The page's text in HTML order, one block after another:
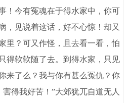
！今有冤魂在于得水家中，你可
，见说着这话，好不心惊！却又
里？可又作怪，且去看一看，怕
得软软随了去。到得水家，只见
来了么？我与你有甚么冤仇？你
得我好苦！”大郊犹兀自道无人